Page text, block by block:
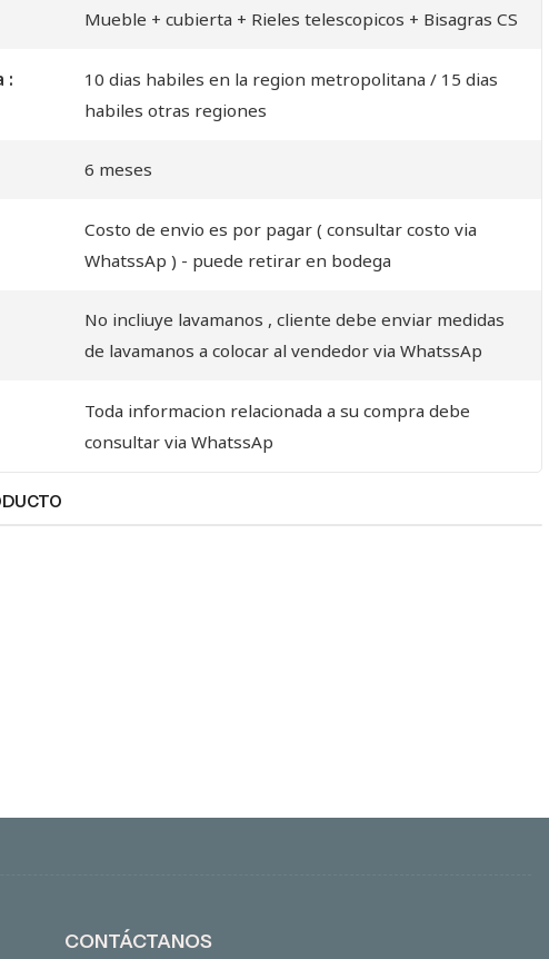
Mueble + cubierta + Rieles telescopicos + Bisagras CS
:
10 dias habiles en la region metropolitana / 15 dias
habiles otras regiones
6 meses
Costo de envio es por pagar ( consultar costo via
WhatssAp ) - puede retirar en bodega
No incliuye lavamanos , cliente debe enviar medidas
de lavamanos a colocar al vendedor via WhatssAp
Toda informacion relacionada a su compra debe
consultar via WhatssAp
CONTÁCTANOS